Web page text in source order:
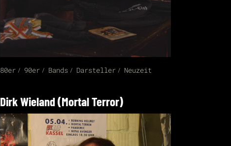
80er 90er Bands Darsteller Neuzeit
Dirk Wieland (Mortal Terror)